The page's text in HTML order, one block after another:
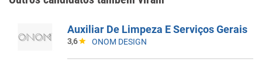
Auxiliar De Limpeza E Serviços Gerais
3,6 ONOM DESIGN